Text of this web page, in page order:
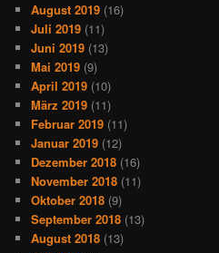
August 2019 (16)
Juli 2019 (11)
Juni 2019 (13)
Mai 2019 (9)
April 2019 (10)
März 2019 (11)
Februar 2019 (11)
Januar 2019 (12)
Dezember 2018 (16)
November 2018 (11)
Oktober 2018 (9)
September 2018 (13)
August 2018 (13)